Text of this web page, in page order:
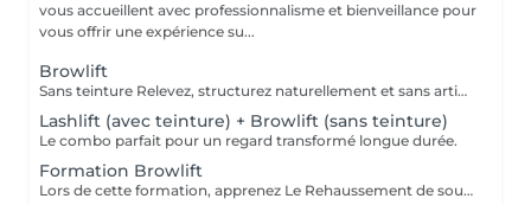
vous accueillent avec professionnalisme et bienveillance pour
vous offrir une expérience su...
Browlift
Sans teinture Relevez, structurez naturellement et sans artifices vos sourcils pour un effet regard rajeunit et plus ouvert.
Lashlift (avec teinture) + Browlift (sans teinture)
Le combo parfait pour un regard transformé longue durée.
Formation Browlift
Lors de cette formation, apprenez Le Rehaussement de sourcils, coiffer et structurer les sourcils naturels de vos clientes sans artifices. Teinture de sourcils, soulignez le regard en utilisant la teinte la plus adapté.